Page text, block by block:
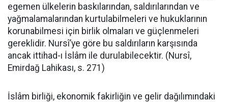
egemen ülkelerin baskılarından, saldırılarından ve
yağmalamalarından kurtulabilmeleri ve hukuklarının
korunabilmesi için birlik olmaları ve güçlenmeleri
gereklidir. Nursî’ye göre bu saldırıların karşısında
ancak ittihad-ı İslâm ile durulabilecektir. (Nursî,
Emirdağ Lahikası, s. 271)
İslâm birliği, ekonomik fakirliğin ve gelir dağılımındaki